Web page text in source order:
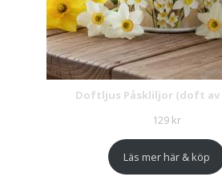
Doftljus Påskliljor (doft
129 kr
Läs mer här & köp